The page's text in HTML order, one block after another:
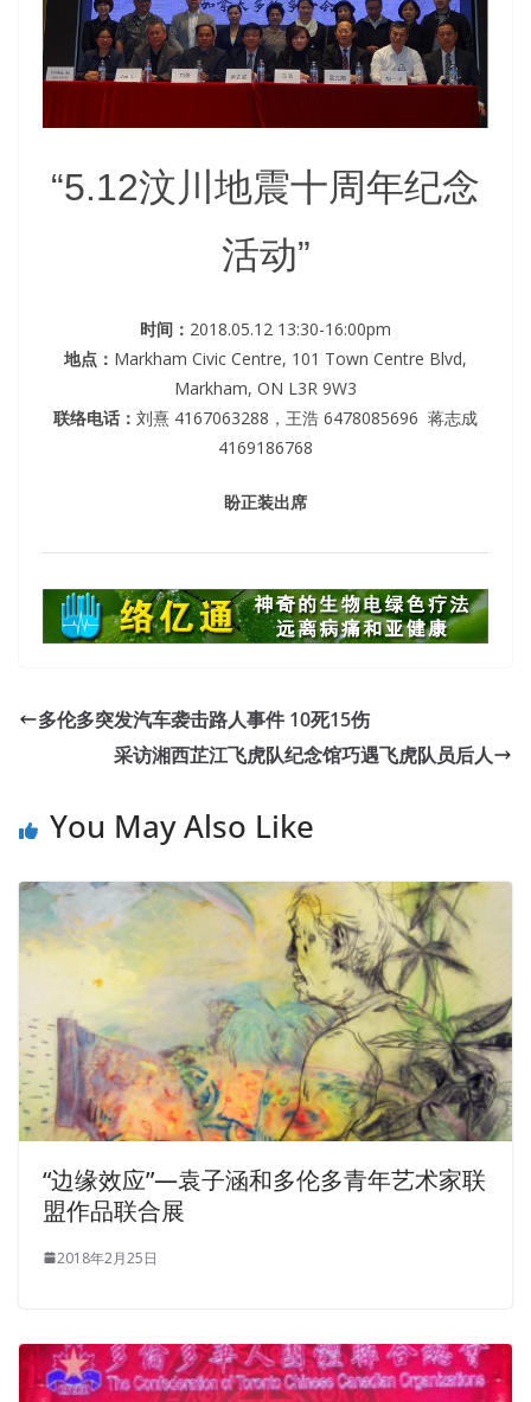
“5.12汶川地震十周年纪念
活动”
时间： 2018.05.12 13:30-16:00pm
地点： Markham Civic Centre, 101 Town Centre Blvd,
Markham, ON L3R 9W3
联络电话： 刘熹 4167063288，王浩 6478085696 蒋志成
4169186768
盼正装出席
多伦多突发汽车袭击路人事件 10死15伤
采访湘西芷江飞虎队纪念馆巧遇飞虎队员后人
You May Also Like
“边缘效应”—袁子涵和多伦多青年艺术家联
盟作品联合展
2018年2月25日